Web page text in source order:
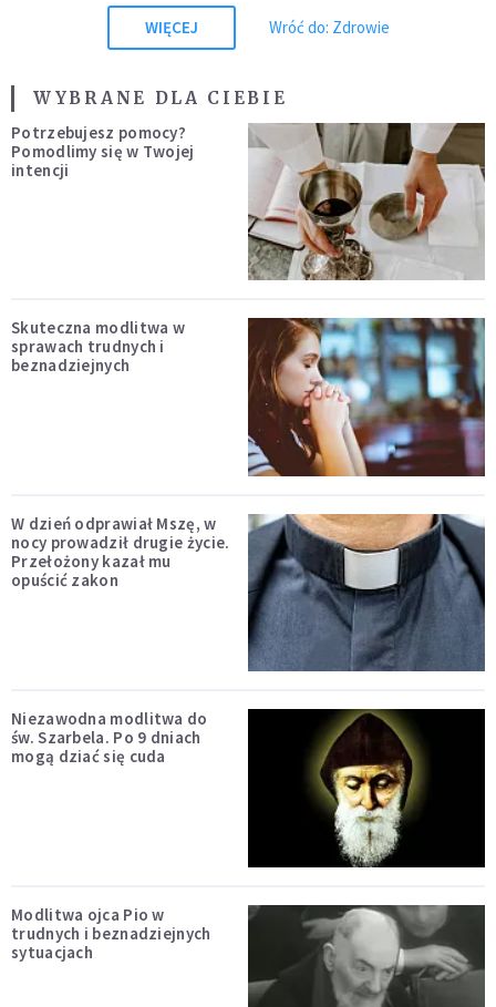
WIĘCEJ Wróć do: Zdrowie
WYBRANE DLA CIEBIE
Potrzebujesz pomocy?
Pomodlimy się w Twojej
intencji
Skuteczna modlitwa w
sprawach trudnych i
beznadziejnych
W dzień odprawiał Mszę, w
nocy prowadził drugie życie.
Przełożony kazał mu
opuścić zakon
Niezawodna modlitwa do
św. Szarbela. Po 9 dniach
mogą dziać się cuda
Modlitwa ojca Pio w
trudnych i beznadziejnych
sytuacjach